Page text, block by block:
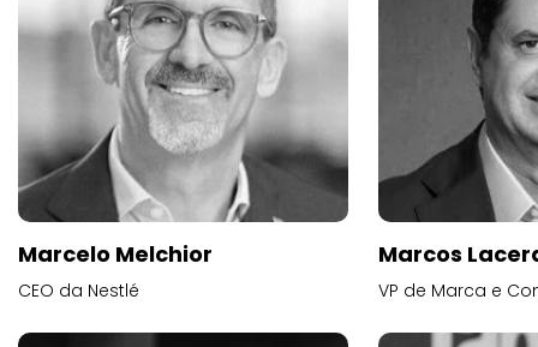
Marcelo Melchior
CEO da Nestlé
Marcos
VP de Marca e